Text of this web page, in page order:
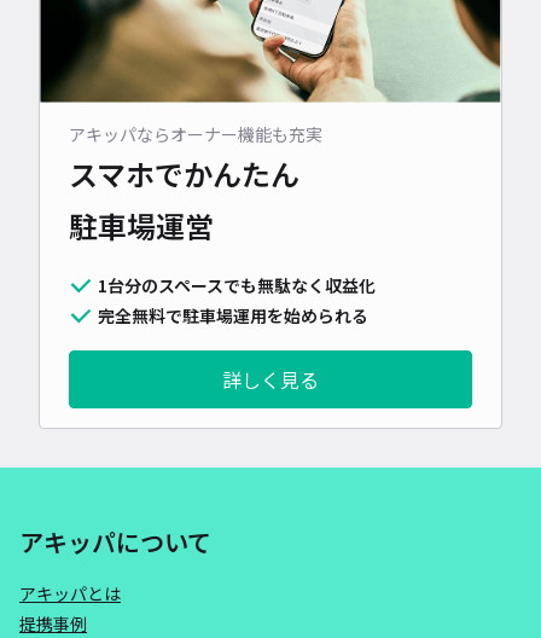
アキッパならオーナー機能も充実
スマホでかんたん
駐車場運営
1台分のスペースでも無駄なく収益化
完全無料で駐車場運用を始められる
詳しく見る
アキッパについて
アキッパとは
提携事例